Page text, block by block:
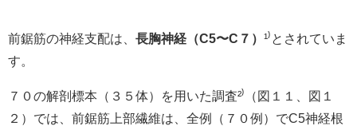
前鋸筋の神経支配は、 長胸神経（C5〜C７） ¹⁾とされていま
す。
７０の解剖標本（３５体）を用いた調査²⁾（図１１、図１
２）では、前鋸筋上部繊維は、全例（７０例）でC5神経根